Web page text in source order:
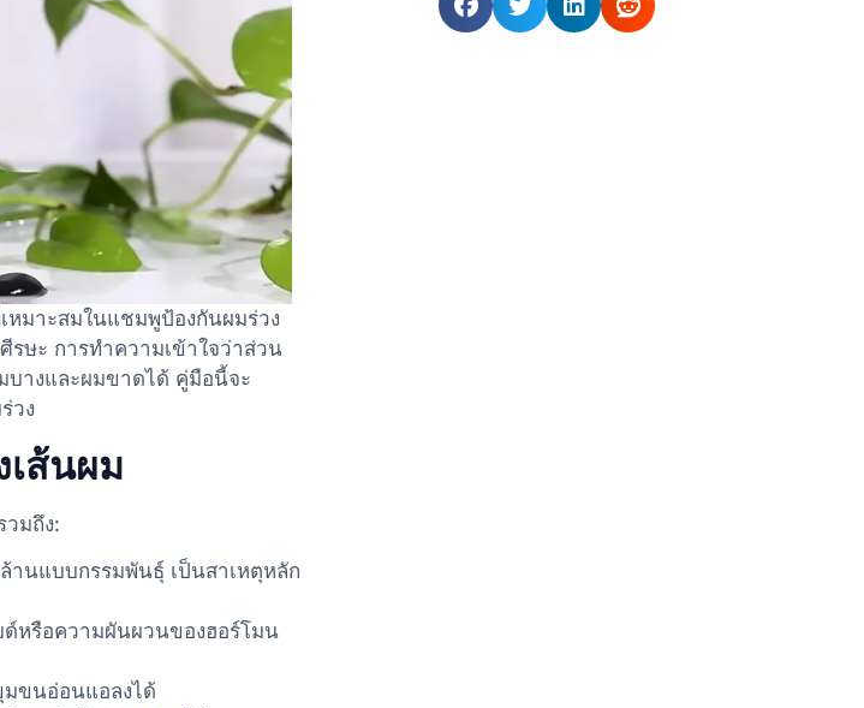
หมาะสมในแชมพูป้องกันผมร่วง
รษะ การทำความเข้าใจว่าส่วน
างและผมขาดได้ คู่มือนี้จะ
วง
เส้นผม
วมถึง:
านแบบกรรมพันธุ์ เป็นสาเหตุหลัก
หรือความผันผวนของฮอร์โมน
ขนอ่อนแอลงได้